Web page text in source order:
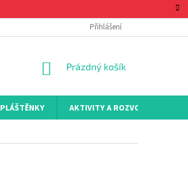
Přihlášení
NÁKUPNÍ
Prázdný košík
PLÁŠTĚNKY AKTIVITY A ROZVOJ